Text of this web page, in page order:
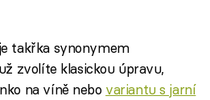
takřka synonymem
zvolíte klasickou úpravu,
na víně nebo variantu s jarní